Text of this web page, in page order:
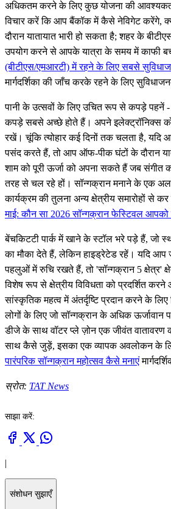
अधिकतम करने के लिए कुछ योजना की
विचार करें कि आप बैंकॉक में कैसे नेविगेट करेंगे,
दौरान यातायात भारी हो सकता है; शहर के
उपयोग करने से आपके यात्रा के समय में काफी
(बीटीएस/एमआरटी) में रहने के लिए सबसे
मार्गदर्शिका की जाँच करके रहने के लिए
पानी के उत्सवों के लिए उचित रूप से कपड़े पहनें
कपड़े सबसे अच्छे होते हैं। अपने इलेक्ट्रॉनिक्स
रखें। चूंकि त्योहार कई दिनों तक चलता है, यदि
पसंद करते हैं, तो आप ऑफ-पीक घंटों के दौरान
शाम को पूरी ऊर्जा को अपना सकते हैं जब संगीत
तरह से चल रहे हों। सॉन्गक्रान मनाने के एक
कार्यक्रम की तुलना अन्य क्षेत्रीय समारोहों से
माई: कौन सा 2026 सॉन्गक्रान फेस्टिवल
बेंचकिटटी पार्क में खाने के स्टॉल भरे पड़े हैं, जो
का मौका देते हैं, लेकिन हाइड्रेटेड रहें। यदि आप
पहलुओं में रुचि रखते हैं, तो 'सॉन्गक्रान 5 क्षेत्र'
विशेष रूप से क्षेत्रीय विविधता को प्रदर्शित करने
सांस्कृतिक महत्व में अंतर्दृष्टि प्रदान करने के
लोगों के लिए जो सॉन्गक्रान के अधिक ऊर्जावान
डीजे के साथ वॉटर प्ले ज़ोन एक जीवंत वातावरण
साथ कैसे जुड़ें, इसका एक व्यापक अवलोकन के
पारंपरिक सॉन्गक्रान महोत्सव कैसे मनाएं
स्रोत: TAT News
साझा करें:
|
संशोधन सुझाएँ